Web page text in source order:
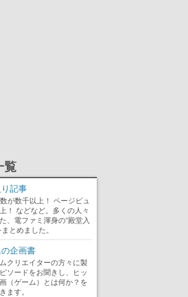
覧
記事
が数千以上！ ページビュ
！ などなど。多くの人々
、電ファミ渾身の“殿堂入
とめました。
企画書
クリエイターの方々に製
ソードをお聞きし、ヒッ
（ゲーム）とは何か？を
ます。